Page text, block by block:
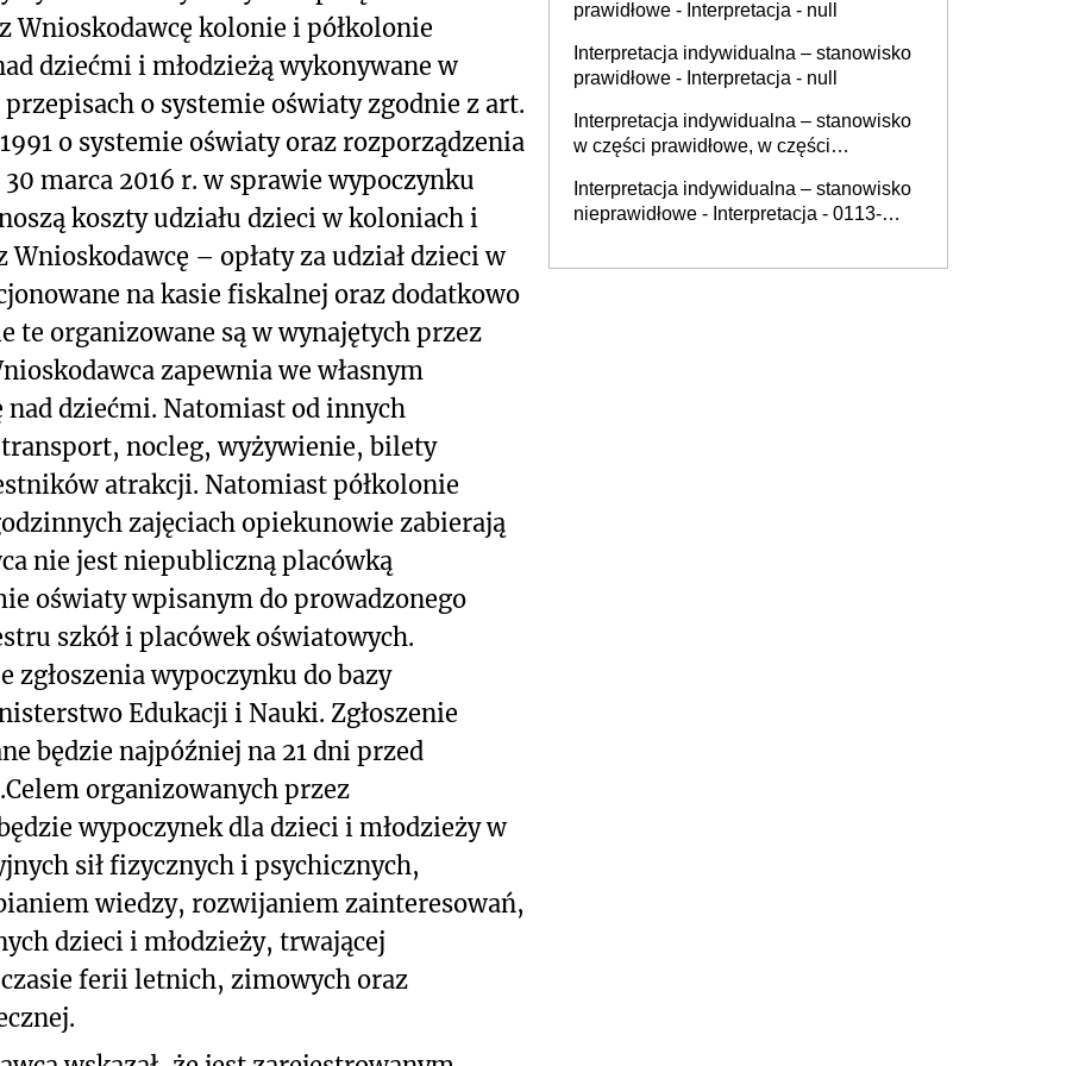
Wnioskodawcę kolonie i półkolonie
dziećmi i młodzieżą wykonywane w
o systemie oświaty zgodnie z art.
o systemie oświaty oraz rozporządzenia
marca 2016 r. w sprawie wypoczynku
koszty udziału dzieci w koloniach i
– opłaty za udział dzieci w
na kasie fiskalnej oraz dodatkowo
te organizowane są w wynajętych przez
zapewnia we własnym
nad dziećmi. Natomiast od innych
nocleg, wyżywienie, bilety
atrakcji. Natomiast półkolonie
zajęciach opiekunowie zabierają
nie jest niepubliczną placówką
oświaty wpisanym do prowadzonego
szkół i placówek oświatowych.
zgłoszenia wypoczynku do bazy
Edukacji i Nauki. Zgłoszenie
będzie najpóźniej na 21 dni przed
Celem organizowanych przez
wypoczynek dla dzieci i młodzieży w
sił fizycznych i psychicznych,
wiedzy, rozwijaniem zainteresowań,
dzieci i młodzieży, trwającej
ferii letnich, zimowych oraz
prawidłowe - Interpretacja - null
Interpretacja indywidualna – stanowisko
prawidłowe - Interpretacja - null
Interpretacja indywidualna – stanowisko
w części prawidłowe, w części
Interpretacja indywidualna – stanowisko
nieprawidłowe - Interpretacja - 0113-